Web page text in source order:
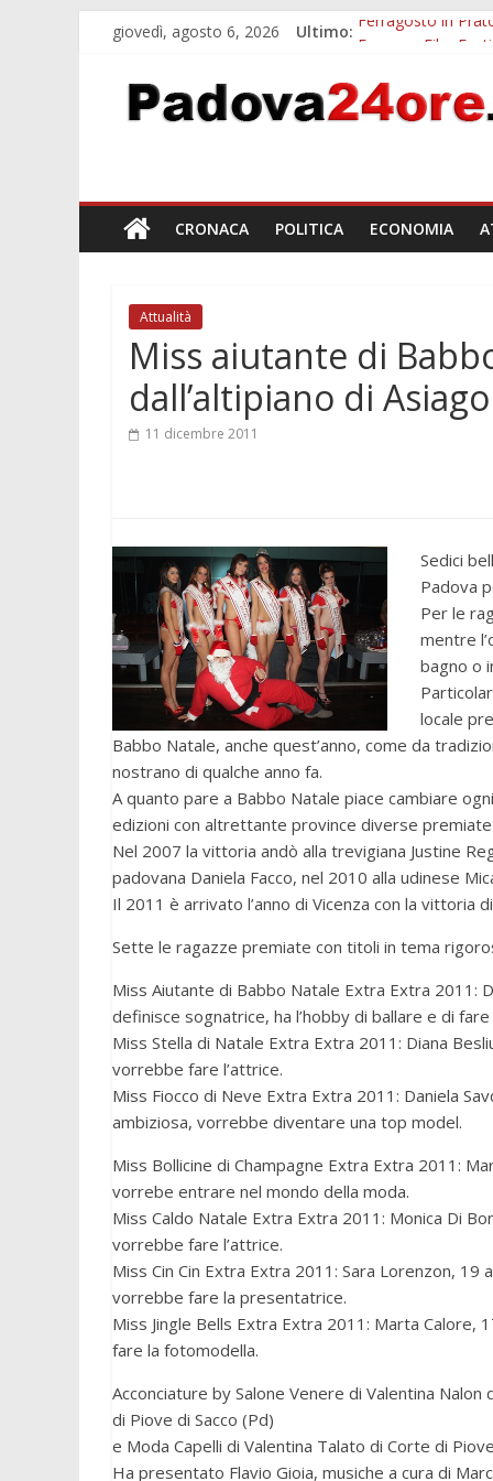
giovedì, agosto 6, 2026 Ultimo: Ferragosto in
Notturni
Organi in 3D al
Musei gratis a
CRONACA POLITICA ECONOMIA
Attualità
Miss aiutante di
dall’altipiano di Asiago
11 dicembre 2011
Sedici
Padova
Per le
mentre
bagno o
locale
Babbo Natale, anche quest’anno, come da
nostrano di qualche anno fa.
A quanto pare a Babbo Natale piace cambiare
edizioni con altrettante province diverse premiate
Nel 2007 la vittoria andò alla trevigiana Justine
padovana Daniela Facco, nel 2010 alla udinese
Il 2011 è arrivato l’anno di Vicenza con la vittoria
Sette le ragazze premiate con titoli in tema
Miss Aiutante di Babbo Natale Extra Extra 2011:
definisce sognatrice, ha l’hobby di ballare e di
Miss Stella di Natale Extra Extra 2011: Diana
vorrebbe fare l’attrice.
Miss Fiocco di Neve Extra Extra 2011: Daniela
ambiziosa, vorrebbe diventare una top model.
Miss Bollicine di Champagne Extra Extra 2011:
vorrebe entrare nel mondo della moda.
Miss Caldo Natale Extra Extra 2011: Monica Di
vorrebbe fare l’attrice.
Miss Cin Cin Extra Extra 2011: Sara Lorenzon,
vorrebbe fare la presentatrice.
Miss Jingle Bells Extra Extra 2011: Marta Calore,
fare la fotomodella.
Acconciature by Salone Venere di Valentina
di Piove di Sacco (Pd)
e Moda Capelli di Valentina Talato di Corte di
Ha presentato Flavio Gioia, musiche a cura di